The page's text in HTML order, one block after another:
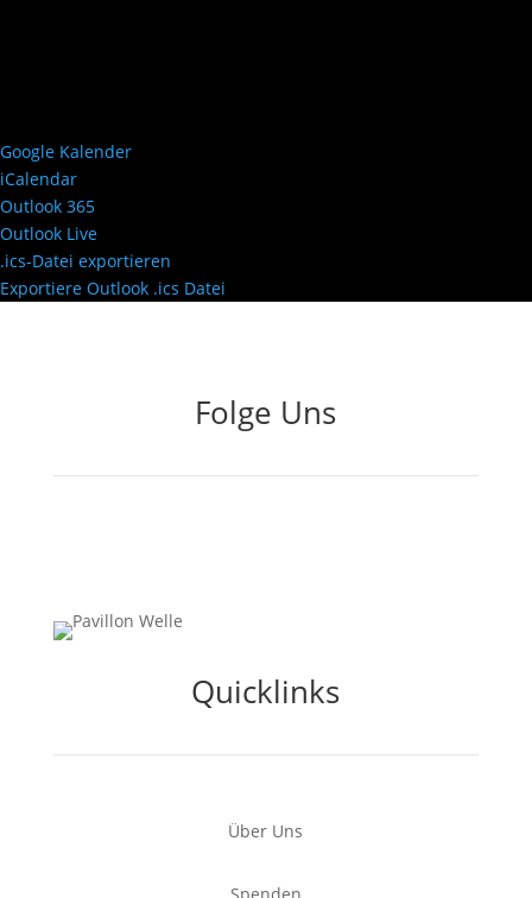
Google Kalender
iCalendar
Outlook 365
Outlook Live
.ics-Datei exportieren
Exportiere Outlook .ics Datei
Folge Uns
Quicklinks
Über Uns
Spenden